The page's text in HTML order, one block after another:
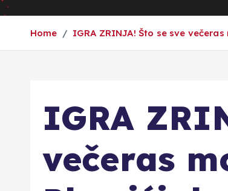
Home IGRA ZRINJA! Što se sve
IGRA
večeras